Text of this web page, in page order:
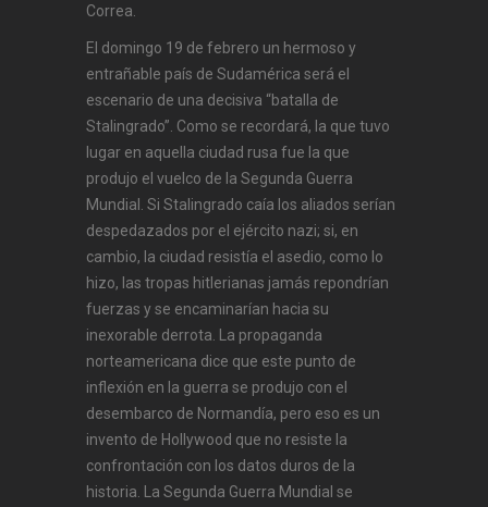
Correa.
El domingo 19 de febrero un hermoso y
entrañable país de Sudamérica será el
escenario de una decisiva “batalla de
Stalingrado”. Como se recordará, la que tuvo
lugar en aquella ciudad rusa fue la que
produjo el vuelco de la Segunda Guerra
Mundial. Si Stalingrado caía los aliados serían
despedazados por el ejército nazi; si, en
cambio, la ciudad resistía el asedio, como lo
hizo, las tropas hitlerianas jamás repondrían
fuerzas y se encaminarían hacia su
inexorable derrota. La propaganda
norteamericana dice que este punto de
inflexión en la guerra se produjo con el
desembarco de Normandía, pero eso es un
invento de Hollywood que no resiste la
confrontación con los datos duros de la
historia. La Segunda Guerra Mundial se